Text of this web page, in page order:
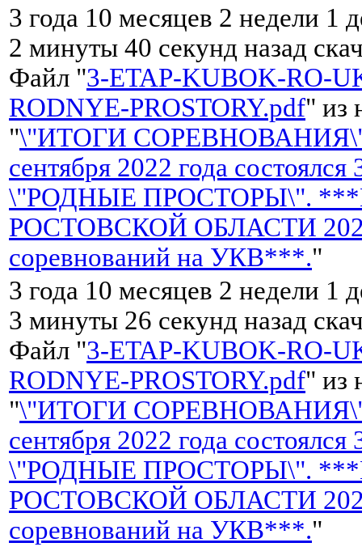
3 года 10 месяцев 2 недели 1
2 минуты 40 секунд назад
Файл "3-ETAP-KUBOK-RO-
RODNYE-PROSTORY.pdf" из
"\"ИТОГИ
сентября 2022 года
\"РОДНЫЕ ПРОСТОРЫ\".
РОСТОВСКОЙ ОБЛАСТИ
соревнований на УКВ***."
3 года 10 месяцев 2 недели 1
3 минуты 26 секунд назад
Файл "3-ETAP-KUBOK-RO-
RODNYE-PROSTORY.pdf" из
"\"ИТОГИ
сентября 2022 года
\"РОДНЫЕ ПРОСТОРЫ\".
РОСТОВСКОЙ ОБЛАСТИ
соревнований на УКВ***."